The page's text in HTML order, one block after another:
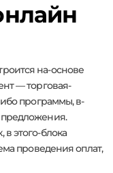
на-основе
— торговая-
программы, в-
этого-блока
проведения оплат,